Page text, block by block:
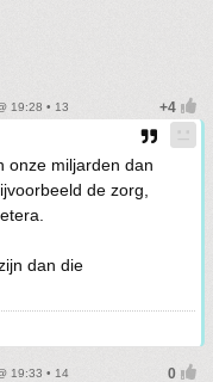
19:28 • 13
onze miljarden dan
de zorg,
dan die
19:33 • 14